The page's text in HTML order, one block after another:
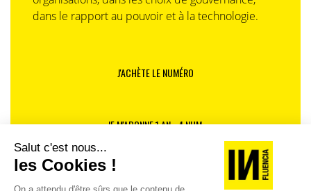
dans le rapport au pouvoir et à la technologie.
J'ACHÈTE LE NUMÉRO
JE M'ABONNE 1 AN - 4 NUM.
JE DÉCOUVRE LES NUMÉROS PRÉCÉDENTS